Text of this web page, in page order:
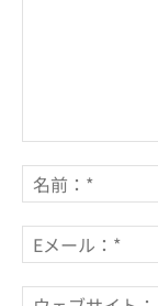
メ
ン
ト：